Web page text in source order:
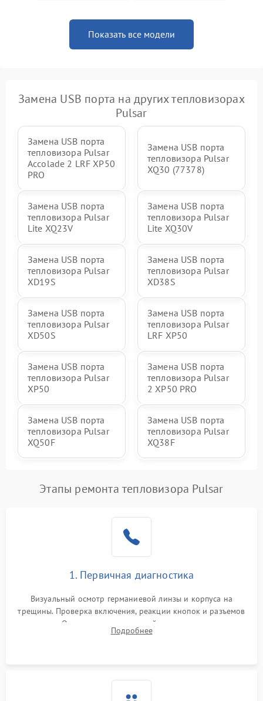
Показать все модели
Замена USB порта на других тепловизорах
Pulsar
Замена USB порта
тепловизора Pulsar
Accolade 2 LRF XP50
PRO
Замена USB порта
тепловизора Pulsar
XQ30 (77378)
Замена USB порта
тепловизора Pulsar
Lite XQ23V
Замена USB порта
тепловизора Pulsar
Lite XQ30V
Замена USB порта
тепловизора Pulsar
XD19S
Замена USB порта
тепловизора Pulsar
XD38S
Замена USB порта
тепловизора Pulsar
XD50S
Замена USB порта
тепловизора Pulsar
LRF XP50
Замена USB порта
тепловизора Pulsar
XP50
Замена USB порта
тепловизора Pulsar
2 XP50 PRO
Замена USB порта
тепловизора Pulsar
XQ50F
Замена USB порта
тепловизора Pulsar
XQ38F
Этапы ремонта тепловизора Pulsar
1. Первичная диагностика
Визуальный осмотр германиевой линзы и корпуса на
трещины. Проверка включения, реакции кнопок и разъемов
зарядки. Оценка вывода тепловой сигнатуры на экран,
проверка базовых функций и считывание системных
Подробнее